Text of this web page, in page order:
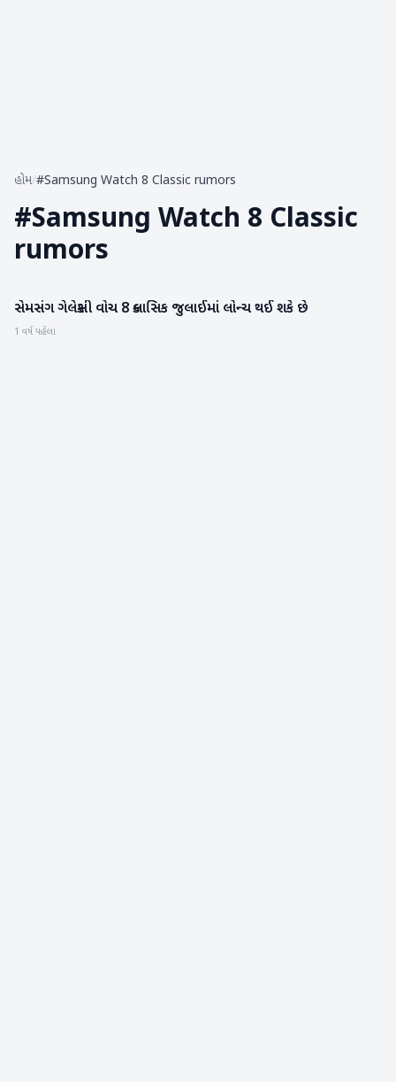
હોમ/#Samsung Watch 8 Classic rumors
#Samsung Watch 8 Classic
rumors
ગેજેટ
સેમસંગ ગેલેક્સી વોચ 8 ક્લાસિક જુલાઈમાં લોન્ચ થઈ શકે છે
1 વર્ષ પહેલા